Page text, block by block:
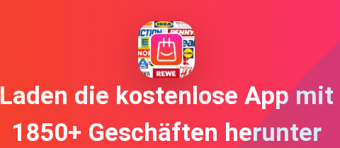
Laden die kostenlose App mit
1850+ Geschäften herunter